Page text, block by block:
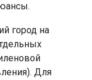
город на
Для